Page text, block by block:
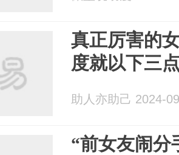
真正厉害的
度就以下三
助人亦助己 2024-
“前女友闹分